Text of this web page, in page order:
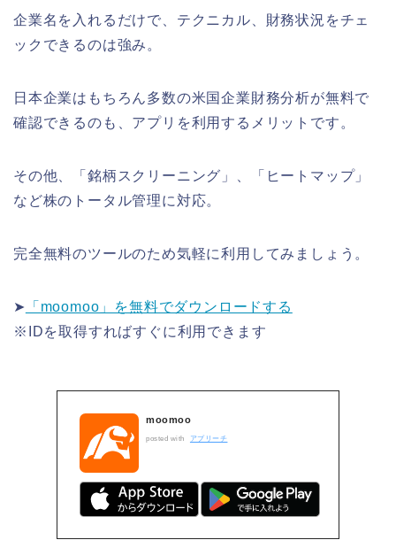
企業名を入れるだけで、テクニカル、財務状況をチェ
ックできるのは強み。
日本企業はもちろん多数の米国企業財務分析が無料で
確認できるのも、アプリを利用するメリットです。
その他、「銘柄スクリーニング」、「ヒートマップ」
など株のトータル管理に対応。
完全無料のツールのため気軽に利用してみましょう。
➤
「moomoo」を無料でダウンロードする
※IDを取得すればすぐに利用できます
moomoo
posted with アプリーチ